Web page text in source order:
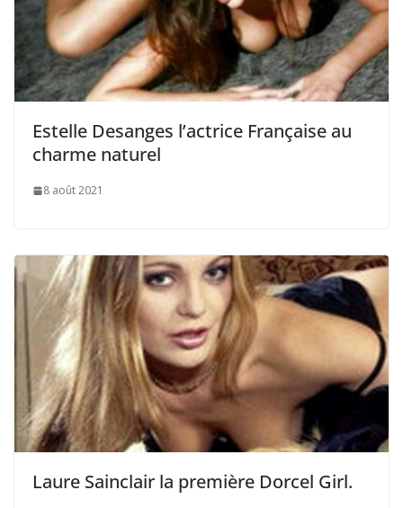
Estelle Desanges l’actrice Française au
charme naturel
8 août 2021
Laure Sainclair la première Dorcel Girl.